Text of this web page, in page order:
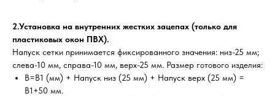
2.Установка на внутренних жестких зацепах (только для
пластиковых окон ПВХ).
Напуск сетки принимается фиксированного значения: низ-25 мм;
слева-10 мм, справа-10 мм, верх-25 мм. Размер готового изделия:
В=В1 (мм) + Напуск низ (25 мм) + Напуск верх (25 мм) =
В1+50 мм.